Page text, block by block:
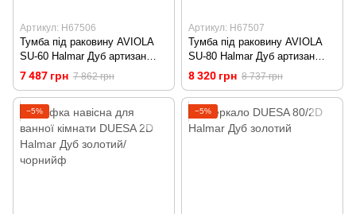
Артикул: H67506
Тумба під раковину AVIOLA
SU-60 Halmar Дуб артизан
кашемір
7 487 грн 7 862 грн
Артикул: H67507
Тумба під раковину AVIOLA
SU-80 Halmar Дуб артизан
кашемір
8 320 грн 8 737 грн
−5% −5%